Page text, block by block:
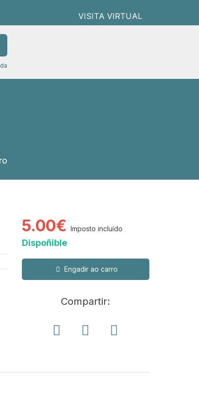
VISITA VIRTUAL
5.00€ Imposto incluído
Dispoñible
Engadir ao carro
Compartir: